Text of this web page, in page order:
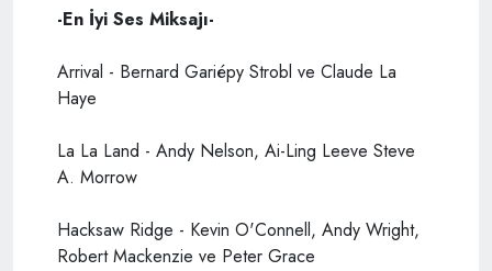
-En İyi Ses Miksajı-
Arrival - Bernard Gariépy Strobl ve Claude La
Haye
La La Land - Andy Nelson, Ai-Ling Leeve Steve
A. Morrow
Hacksaw Ridge - Kevin O'Connell, Andy Wright,
Robert Mackenzie ve Peter Grace